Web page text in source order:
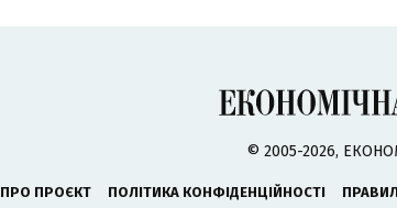
© 2005-2026,
ПРО ПРОЄКТ ПОЛІТИКА КОНФІДЕНЦІЙНОСТІ